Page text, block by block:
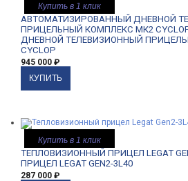
Купить в 1 клик
АВТОМАТИЗИРОВАННЫЙ ДНЕВНОЙ
ПРИЦЕЛЬНЫЙ КОМПЛЕКС МК2
ДНЕВНОЙ ТЕЛЕВИЗИОННЫЙ
CYCLOP
945 000 ₽
Купить в 1 клик
ТЕПЛОВИЗИОННЫЙ ПРИЦЕЛ LEGAT
ПРИЦЕЛ LEGAT GEN2-3L40
287 000 ₽